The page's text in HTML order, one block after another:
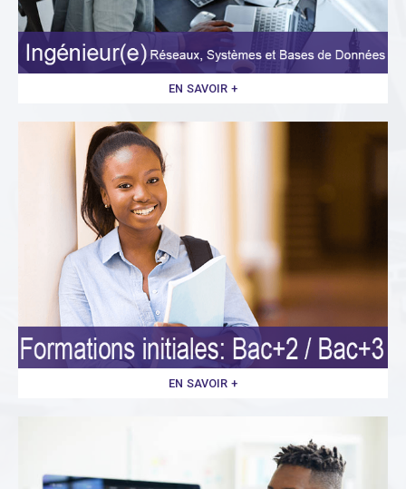
EN SAVOIR +
EN SAVOIR +